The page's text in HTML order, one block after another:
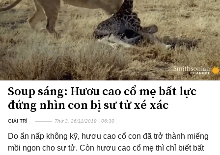
Soup sáng: Hươu cao cổ mẹ bất lực
đứng nhìn con bị sư tử xé xác
GIẢI TRÍ Thứ 3, 26/11/2019 | 06:30
Do ẩn nấp không kỹ, hươu cao cổ con đã trở thành miếng
mồi ngon cho sư tử. Còn hươu cao cổ mẹ thì chỉ biết bất